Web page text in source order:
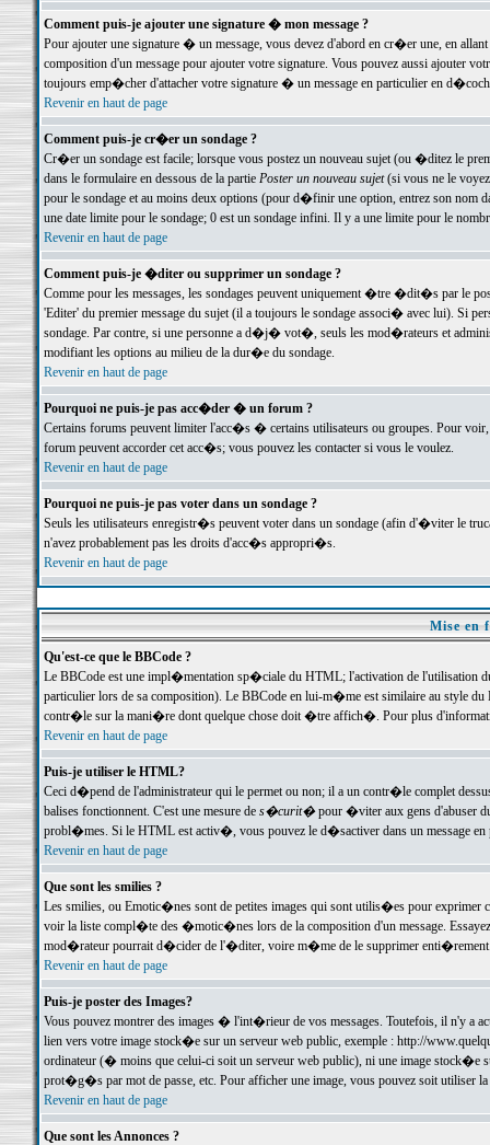
Comment puis-je ajouter une signature � mon message ?
Pour ajouter une signature � un message, vous devez d'abord en cr�er une, en
composition d'un message pour ajouter votre signature. Vous pouvez aussi ajouter
toujours emp�cher d'attacher votre signature � un message en particulier en
Revenir en haut de page
Comment puis-je cr�er un sondage ?
Cr�er un sondage est facile; lorsque vous postez un nouveau sujet (ou �ditez le
dans le formulaire en dessous de la partie Poster un nouveau sujet(si vous ne le voyez
pour le sondage et au moins deux options (pour d�finir une option, entrez son nom
une date limite pour le sondage; 0 est un sondage infini. Il y a une limite pour le
Revenir en haut de page
Comment puis-je �diter ou supprimer un sondage ?
Comme pour les messages, les sondages peuvent uniquement �tre �dit�s par le
'Editer' du premier message du sujet (il a toujours le sondage associ� avec lui). Si
sondage. Par contre, si une personne a d�j� vot�, seuls les mod�rateurs et
modifiant les options au milieu de la dur�e du sondage.
Revenir en haut de page
Pourquoi ne puis-je pas acc�der � un forum ?
Certains forums peuvent limiter l'acc�s � certains utilisateurs ou groupes. Pour
forum peuvent accorder cet acc�s; vous pouvez les contacter si vous le voulez.
Revenir en haut de page
Pourquoi ne puis-je pas voter dans un sondage ?
Seuls les utilisateurs enregistr�s peuvent voter dans un sondage (afin d'�viter le
n'avez probablement pas les droits d'acc�s appropri�s.
Revenir en haut de page
Mise en
Qu'est-ce que le BBCode ?
Le BBCode est une impl�mentation sp�ciale du HTML; l'activation de l'utilisation
particulier lors de sa composition). Le BBCode en lui-m�me est similaire au style
contr�le sur la mani�re dont quelque chose doit �tre affich�. Pour plus
Revenir en haut de page
Puis-je utiliser le HTML?
Ceci d�pend de l'administrateur qui le permet ou non; il a un contr�le complet
balises fonctionnent. C'est une mesure de s�curit�pour �viter aux gens d'abuser
probl�mes. Si le HTML est activ�, vous pouvez le d�sactiver dans un message en
Revenir en haut de page
Que sont les smilies ?
Les smilies, ou Emotic�nes sont de petites images qui sont utilis�es pour exprimer
voir la liste compl�te des �motic�nes lors de la composition d'un message.
mod�rateur pourrait d�cider de l'�diter, voire m�me de le supprimer
Revenir en haut de page
Puis-je poster des Images?
Vous pouvez montrer des images � l'int�rieur de vos messages. Toutefois, il n'y a
lien vers votre image stock�e sur un serveur web public, exemple : http://
ordinateur (� moins que celui-ci soit un serveur web public), ni une image stock�e
prot�g�s par mot de passe, etc. Pour afficher une image, vous pouvez soit
Revenir en haut de page
Que sont les Annonces ?